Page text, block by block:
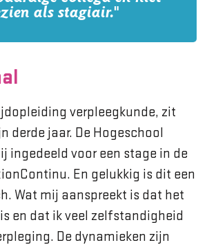
als stagiair."
verpleegkunde, zit
derde jaar. De Hogeschool
ingedeeld voor een stage in de
En gelukkig is dit een
Wat mij aanspreekt is dat het
en dat ik veel zelfstandigheid
De dynamieken zijn